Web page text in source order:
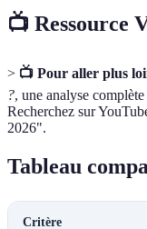
📺 Ressource
> 📺 Pour aller plus
?, une analyse
Recherchez sur
2026".
Tableau
Critère